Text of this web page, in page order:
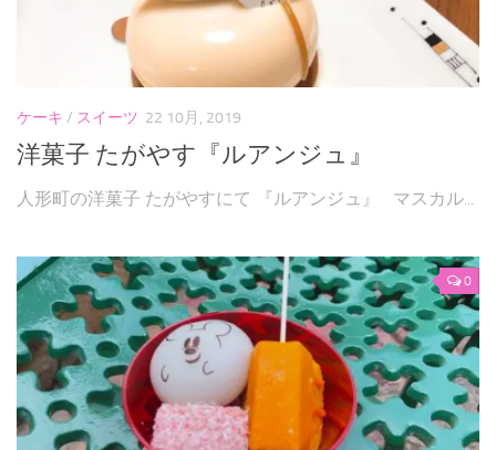
ケーキ / スイーツ 22 10月, 2019
洋菓子 たがやす『ルアンジュ』
人形町の洋菓子 たがやすにて 『ルアンジュ』 マスカル...
0